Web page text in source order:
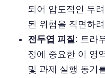
되어 압도적인 두
된 위험을 직면하
전두엽 피질: 트라
정에 중요한 이 영
및 과제 실행 동기